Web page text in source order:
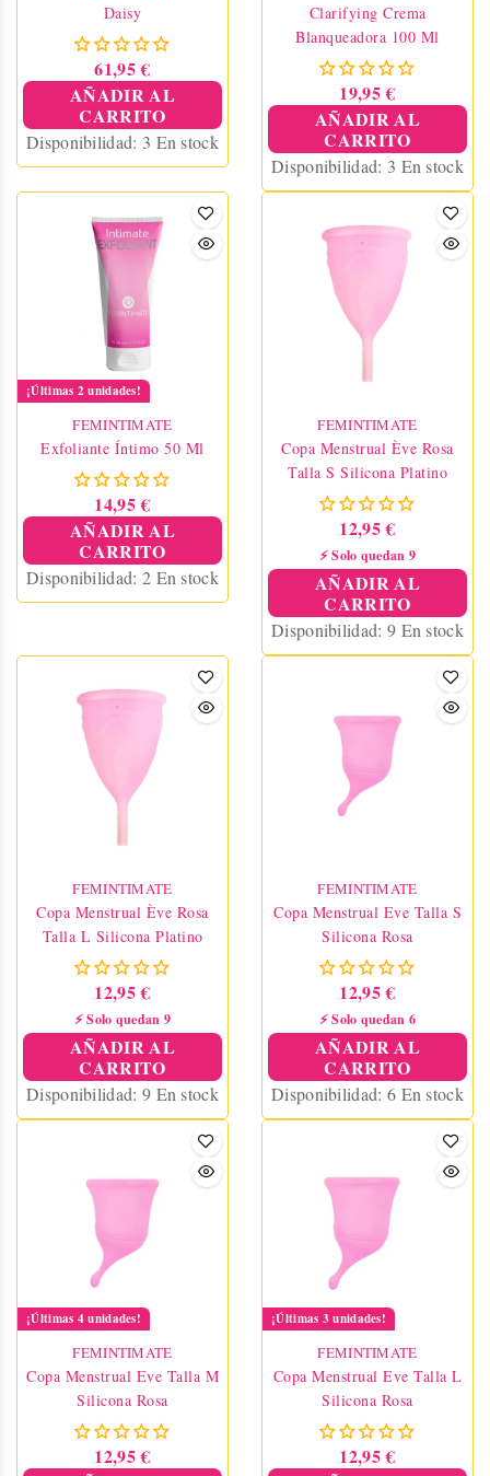
Daisy
61,95 €
AÑADIR AL
CARRITO
Disponibilidad: 3 En stock
Clarifying Crema
Blanqueadora 100 Ml
19,95 €
AÑADIR AL
CARRITO
Disponibilidad: 3 En stock
¡Últimas 2 unidades!
FEMINTIMATE
Exfoliante Íntimo 50 Ml
14,95 €
AÑADIR AL
CARRITO
Disponibilidad: 2 En stock
FEMINTIMATE
Copa Menstrual Ève Rosa
Talla S Silicona Platino
12,95 €
⚡ Solo quedan 9
AÑADIR AL
CARRITO
Disponibilidad: 9 En stock
FEMINTIMATE
Copa Menstrual Ève Rosa
Talla L Silicona Platino
12,95 €
⚡ Solo quedan 9
AÑADIR AL
CARRITO
Disponibilidad: 9 En stock
FEMINTIMATE
Copa Menstrual Eve Talla S
Silicona Rosa
12,95 €
⚡ Solo quedan 6
AÑADIR AL
CARRITO
Disponibilidad: 6 En stock
¡Últimas 4 unidades!
FEMINTIMATE
Copa Menstrual Eve Talla M
Silicona Rosa
12,95 €
¡Últimas 3 unidades!
FEMINTIMATE
Copa Menstrual Eve Talla L
Silicona Rosa
12,95 €